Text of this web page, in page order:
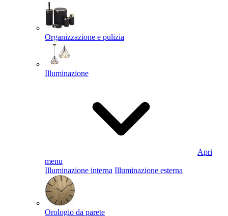
Organizzazione e pulizia
Illuminazione
Apri
menu
Illuminazione interna Illuminazione esterna
Orologio da parete